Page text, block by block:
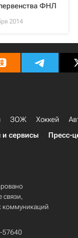
ФНЛ
2014
ЗОЖ Хоккей
и сервисы Пресс-
связи,
коммуникаций
57640